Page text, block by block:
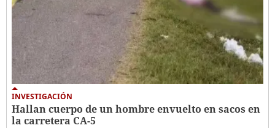
INVESTIGACIÓN
Hallan cuerpo de un hombre envuelto en sacos en
la carretera CA-5